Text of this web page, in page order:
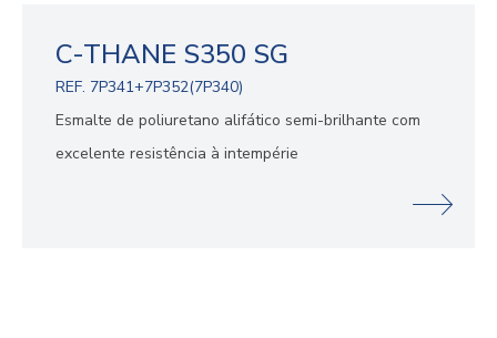
C-THANE S350 SG
REF. 7P341+7P352(7P340)
Esmalte de poliuretano alifático semi-brilhante com
excelente resistência à intempérie